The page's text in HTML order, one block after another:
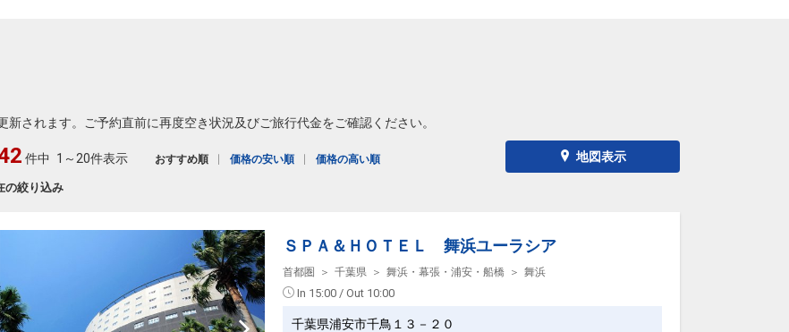
されます。ご予約直前に再度空き状況及びご旅行代金をご確認ください。
地図表示
の絞り込み
件中 1～20件表示 おすすめ順 価格の安い順 価格の高い順
ＳＰＡ＆ＨＯＴＥＬ 舞浜ユーラシア
首都圏 千葉県 舞浜・幕張・浦安・船橋 舞浜
In 15:00 / Out 10:00
千葉県浦安市千鳥１３－２０